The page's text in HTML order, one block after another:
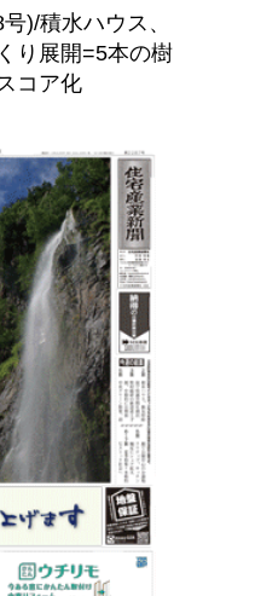
)/積水ハウス、
り展開=5本の樹
コア化